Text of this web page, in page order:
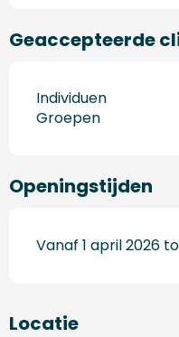
Geaccepteerde
Individuen
Groepen
Openingstijden
Vanaf 1 april 2026
Locatie